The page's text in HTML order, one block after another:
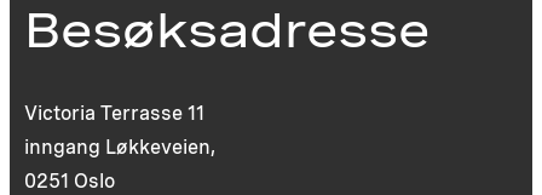
Besøksadresse
Victoria Terrasse 11
inngang Løkkeveien,
0251 Oslo